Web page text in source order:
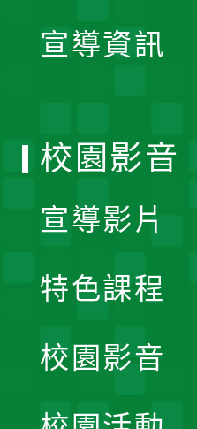
宣導資訊
校園影音
宣導影片
特色課程
校園影音